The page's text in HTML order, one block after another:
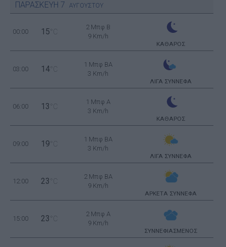
ΠΑΡΑΣΚΕΥΗ 7 ΑΥΓΟΥΣΤΟΥ
00:00 15 °C
2 Μπφ B
9 Km/h
ΚΑΘΑΡΟΣ
03:00 14 °C
1 Μπφ BA
3 Km/h
ΛΙΓΑ ΣΥΝΝΕΦΑ
06:00 13 °C
1 Μπφ Α
3 Km/h
ΚΑΘΑΡΟΣ
09:00 19 °C
1 Μπφ BA
3 Km/h
ΛΙΓΑ ΣΥΝΝΕΦΑ
12:00 23 °C
2 Μπφ BA
9 Km/h
ΑΡΚΕΤΑ ΣΥΝΝΕΦΑ
15:00 23 °C
2 Μπφ Α
9 Km/h
ΣΥΝΝΕΦΙΑΣΜΕΝΟΣ